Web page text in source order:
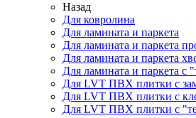
Назад
Для ковролина
Для ламината и паркета
Для ламината и паркета
Для ламината и паркета
Для ламината и паркета с
Для LVT ПВХ плитки с
Для LVT ПВХ плитки с
Для LVT ПВХ плитки с